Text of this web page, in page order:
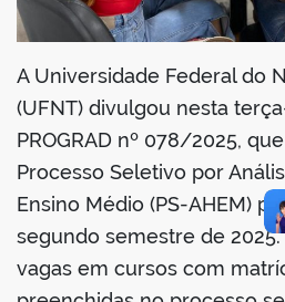
A Universidade Federal do
(UFNT) divulgou nesta
PROGRAD nº 078/2025,
Processo Seletivo por
Ensino Médio (PS-AHEM)
segundo semestre de
vagas em cursos com